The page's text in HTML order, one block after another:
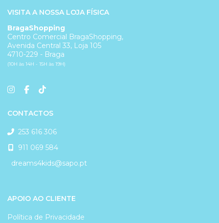
VISITA A NOSSA LOJA FÍSICA
BragaShopping
Centro Comercial BragaShopping,
Avenida Central 33, Loja 105
4710-229 - Braga
(10H às 14H - 15H às 19H)
CONTACTOS
253 616 306
911 069 584
dreams4kids@sapo.pt
APOIO AO CLIENTE
Política de Privacidade